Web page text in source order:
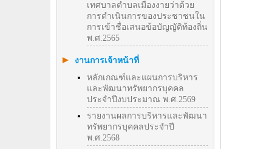
เทศบาลตำบลเมืองงายว่าด้วย
การดำเนินการของประชาชนใน
การเข้าชื่อเสนอข้อบัญญัติท้องถิ่น
พ.ศ.2565
งานการเจ้าหน้าที่
หลักเกณฑ์และแผนการบริหาร
และพัฒนาทรัพยากรบุคคล
ประจำปีงบประมาณ พ.ศ.2569
รายงานผลการบริหารและพัฒนา
ทรัพยากรบุคคลประจำปี
พ.ศ.2568